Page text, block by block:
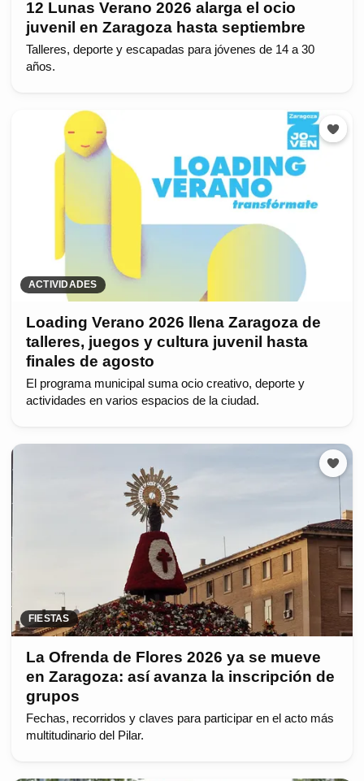
12 Lunas Verano 2026 alarga el ocio
juvenil en Zaragoza hasta septiembre
Talleres, deporte y escapadas para jóvenes de 14 a 30
años.
ACTIVIDADES
Loading Verano 2026 llena Zaragoza de
talleres, juegos y cultura juvenil hasta
finales de agosto
El programa municipal suma ocio creativo, deporte y
actividades en varios espacios de la ciudad.
FIESTAS
La Ofrenda de Flores 2026 ya se mueve
en Zaragoza: así avanza la inscripción de
grupos
Fechas, recorridos y claves para participar en el acto más
multitudinario del Pilar.